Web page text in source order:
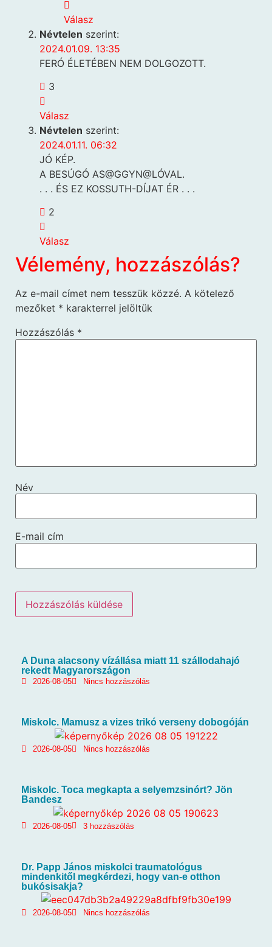
Válasz
Névtelen szerint:
2024.01.09. 13:35
FERÓ ÉLETÉBEN NEM DOLGOZOTT.
3
Válasz
Névtelen szerint:
2024.01.11. 06:32
JÓ KÉP.
A BESÚGÓ AS@GGYN@LÓVAL.
. . . ÉS EZ KOSSUTH-DÍJAT ÉR . . .
2
Válasz
Vélemény, hozzászólás?
Az e-mail címet nem tesszük közzé. A kötelező
mezőket * karakterrel jelöltük
Hozzászólás *
Név
E-mail cím
A Duna alacsony vízállása miatt 11 szállodahajó
rekedt Magyarországon
2026-08-05 Nincs hozzászólás
Miskolc. Mamusz a vizes trikó verseny dobogóján
2026-08-05 Nincs hozzászólás
Miskolc. Toca megkapta a selyemzsinórt? Jön
Bandesz
2026-08-05 3 hozzászólás
Dr. Papp János miskolci traumatológus
mindenkitől megkérdezi, hogy van-e otthon
bukósisakja?
2026-08-05 Nincs hozzászólás